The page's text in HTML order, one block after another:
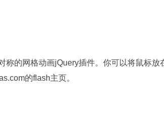
的网格动画jQuery插件。你可以将鼠标放
的flash主页。